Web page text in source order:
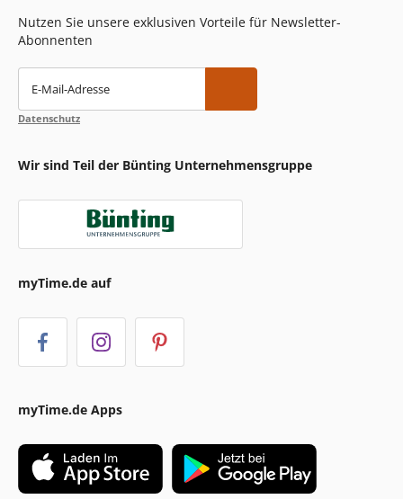
Nutzen Sie unsere exklusiven Vorteile für Newsletter-
Abonnenten
E-Mail-Adresse
Datenschutz
Wir sind Teil der Bünting Unternehmensgruppe
myTime.de auf
myTime.de Apps